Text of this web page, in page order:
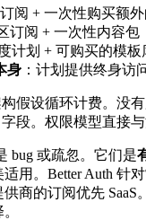
订阅 + 一次性购买额
订阅 + 一次性内容包
计划 + 可购买的模板
身 ：计划提供终身访
构假设循环计费。没
字段。权限模型直接与
bug 或疏忽。它们是
用。Better Auth 针
商的订阅优先 SaaS